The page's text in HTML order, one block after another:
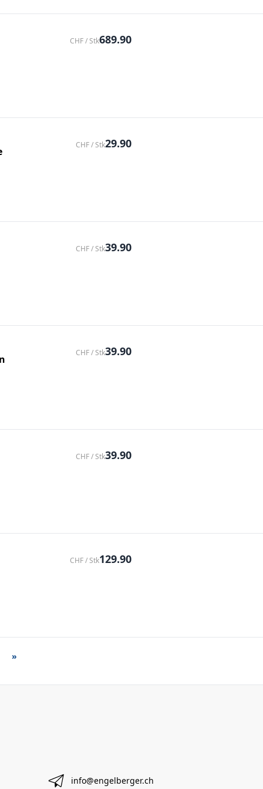
CHF / Stk689.90
CHF / Stk29.90
CHF / Stk39.90
CHF / Stk39.90
CHF / Stk39.90
CHF / Stk129.90
»
info@engelberger.ch